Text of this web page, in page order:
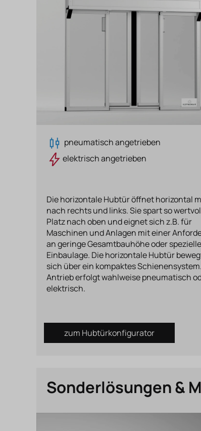
pneumatisch angetrieben
elektrisch angetrieben
Die horizontale Hubtür öffnet horizontal
nach rechts und links. Sie spart so
Platz nach oben und eignet sich z.B. für
Maschinen und Anlagen mit einer
an geringe Gesamtbauhöhe oder
Einbaulage. Die horizontale Hubtür
sich über ein kompaktes
Antrieb erfolgt wahlweise pneumatisch
elektrisch.
zum Hubtürkonfigurator
Sonderlösungen &